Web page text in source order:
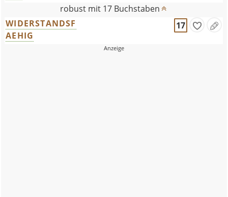
robust mit 17 Buchstaben
WIDERSTANDSF
AEHIG
17